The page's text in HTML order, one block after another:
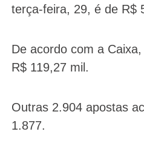
terça-feira, 29, é de R$
De acordo com a
R$ 119,27 mil.
Outras 2.904 apostas
1.877.